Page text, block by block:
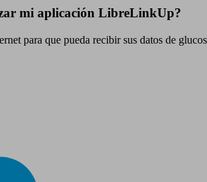
mi aplicación LibreLinkUp?
para que pueda recibir sus datos de